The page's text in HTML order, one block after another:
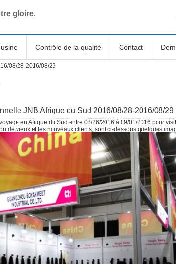
gloire.
Contrôle de la qualité Contact
08/28-2016/08/29
JNB Afrique du Sud 2016/08/28-2016/08/29
en Afrique du Sud entre 08/26/2016 à 09/01/2016 pour
de vieux et les nouveaux clients, sont ci-dessous quelques